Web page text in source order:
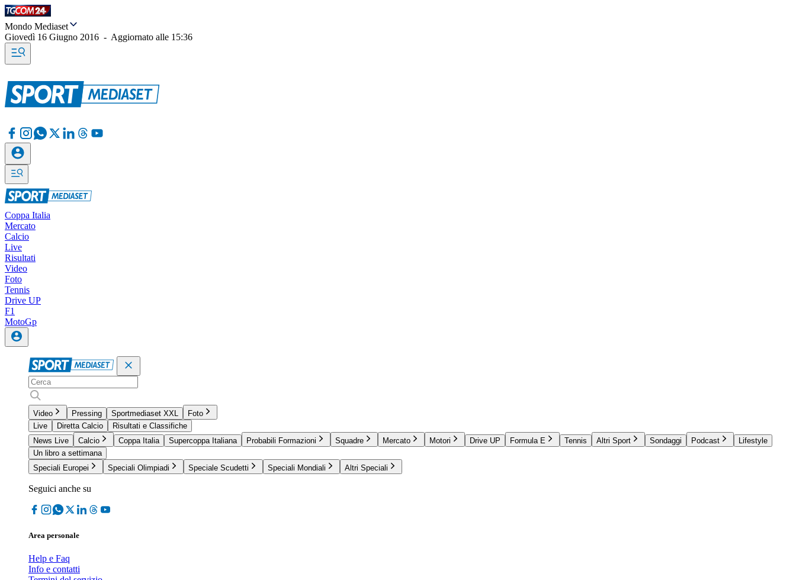
Mondo Mediaset
Giovedì 16 Giugno 2016 - Aggiornato alle 15:36
Coppa Italia
Mercato
Calcio
Live
Risultati
Video
Foto
Tennis
Drive UP
F1
MotoGp
Video Pressing Sportmediaset XXL
Foto
Live
Diretta Calcio
Risultati e Classifiche
News Live
Calcio Coppa Italia Supercoppa Italiana Probabili Formazioni Squadre Mercato Motori Drive UP Formula E Tennis Altri Sport Sondaggi Podcast
Lifestyle
Un libro a settimana
Speciali Europei
Speciali Olimpiadi Speciale Scudetti Speciali Mondiali Altri Speciali
Seguici anche su
Area personale
Help e Faq
Info e contatti